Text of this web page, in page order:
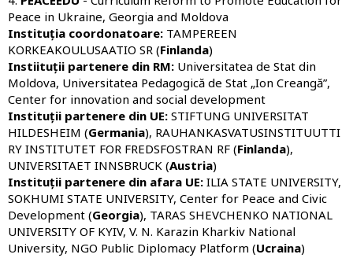
Peace in Ukraine, Georgia and Moldova
Instituția coordonatoare: TAMPEREEN
KORKEAKOULUSAATIO SR (Finlanda)
Instiituții partenere din RM: Universitatea de Stat din
Moldova, Universitatea Pedagogică de Stat „Ion Creangă”,
Center for innovation and social development
Instituții partenere din UE: STIFTUNG UNIVERSITAT
HILDESHEIM (Germania), RAUHANKASVATUSINSTITUUTTI
RY INSTITUTET FOR FREDSFOSTRAN RF (Finlanda),
UNIVERSITAET INNSBRUCK (Austria)
Instituții partenere din afara UE: ILIA STATE UNIVERSITY,
SOKHUMI STATE UNIVERSITY, Center for Peace and Civic
Development (Georgia), TARAS SHEVCHENKO NATIONAL
UNIVERSITY OF KYIV, V. N. Karazin Kharkiv National
University, NGO Public Diplomacy Platform (Ucraina)